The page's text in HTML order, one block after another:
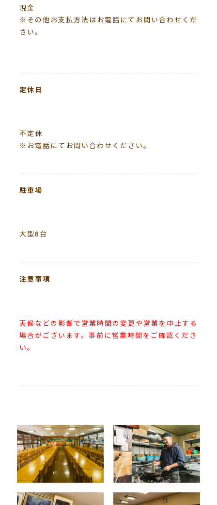
現金
※その他お支払方法はお電話にてお問い合わせくだ
さい。
定休日
不定休
※お電話にてお問い合わせください。
駐車場
大型8台
注意事項
天候などの影響で営業時間の変更や営業を中止する
場合がございます。事前に営業時間をご確認くださ
い。